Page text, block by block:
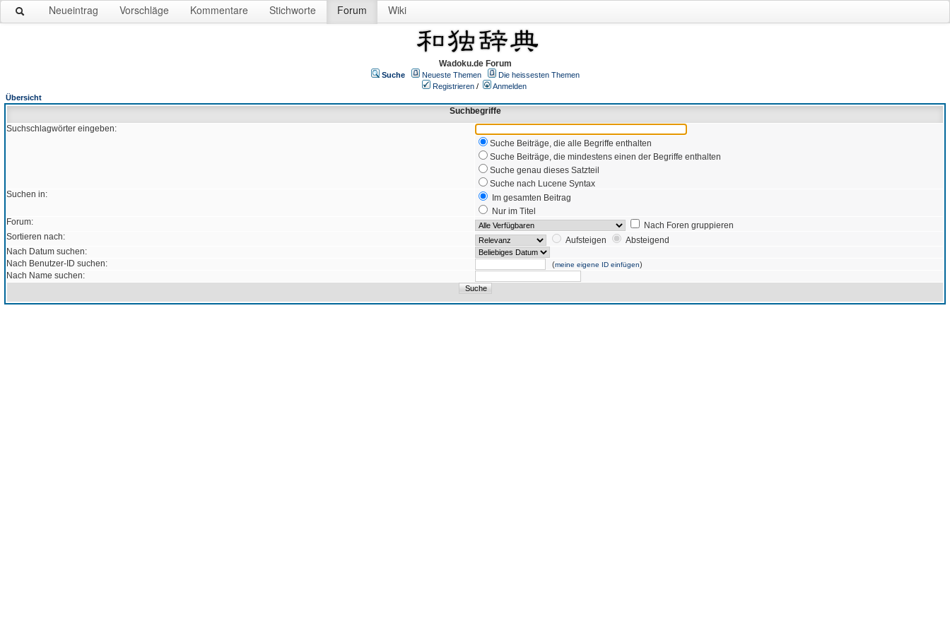
Neueintrag Vorschläge Kommentare Stichworte Forum Wiki
Wadoku.de Forum
Suche Neueste Themen
Die heissesten Themen
Registrieren /
Anmelden
Übersicht
Suchbegriffe
Suchschlagwörter eingeben:
Suche Beiträge, die alle Begriffe enthalten
Suche Beiträge, die mindestens einen der Begriffe enthalten
Suche genau dieses Satzteil
Suche nach Lucene Syntax
Suchen in:
Im gesamten Beitrag
Nur im Titel
Forum:
Nach Foren gruppieren
Sortieren nach:
Aufsteigen
Absteigend
Nach Datum suchen:
Nach Benutzer-ID suchen:
(meine eigene ID einfügen)
Nach Name suchen: